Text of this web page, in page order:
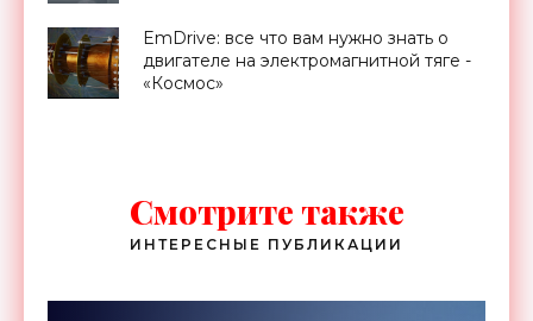
«Смартфоны»
EmDrive: все что вам нужно знать о
двигателе на электромагнитной тяге -
«Космос»
Смотрите также
ИНТЕРЕСНЫЕ ПУБЛИКАЦИИ